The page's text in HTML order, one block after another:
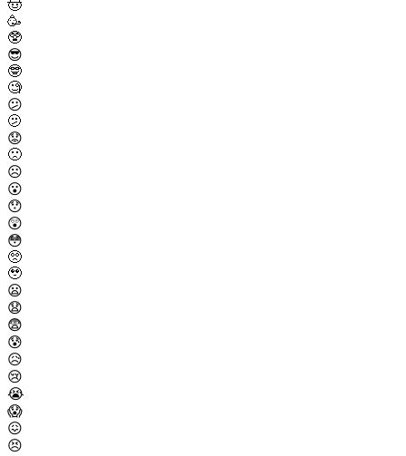
🤠
🥳
🥸
😎
🤓
🧐
😕
🫤
😟
🙁
☹️
😮
😯
😲
😳
🥺
🥹
😦
😧
😨
😰
😥
😢
😭
😱
😖
😣